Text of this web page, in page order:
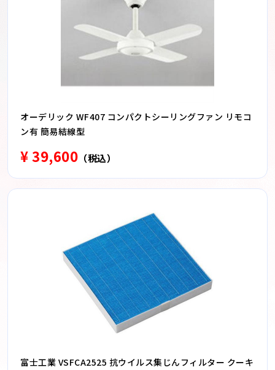
オーデリック WF407 コンパクトシーリングファン リモコ
ン有 簡易結線型
¥ 39,600 （税込）
富士工業 VSFCA2525 抗ウイルス集じんフィルター クーキ